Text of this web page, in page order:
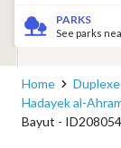
PARKS
See parks
Home
Hadayek al-
Bayut -